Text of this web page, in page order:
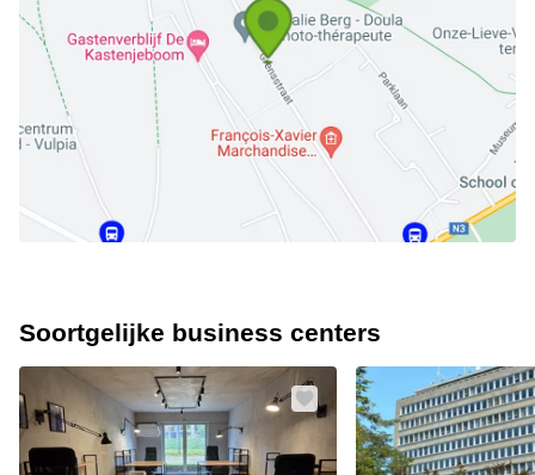
Soortgelijke business centers